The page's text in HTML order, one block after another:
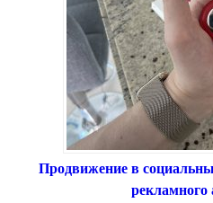
Продвижение в
рекламного